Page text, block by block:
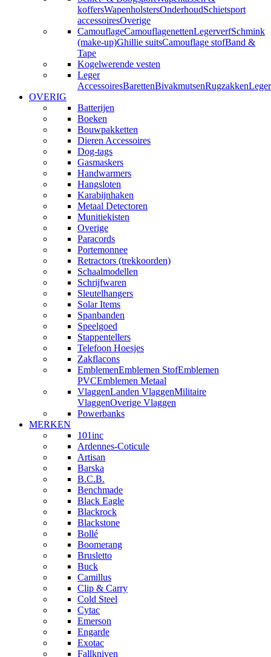
koffersWapenholstersOnderhoudSchietsport
accessoiresOverige
CamouflageCamouflagenettenLegerverfSchmink
(make-up)Ghillie suitsCamouflage stofBand &
Tape
Kogelwerende vesten
Leger
AccessoiresBarettenBivakmutsenRugzakken
OVERIG
Batterijen
Boeken
Bouwpakketten
Dieren Accessoires
Dog-tags
Gasmaskers
Handwarmers
Hangsloten
Karabijnhaken
Metaal Detectoren
Munitiekisten
Overige
Paracords
Portemonnee
Retractors (trekkoorden)
Schaalmodellen
Schrijfwaren
Sleutelhangers
Solar Items
Spanbanden
Speelgoed
Stappentellers
Telefoon Hoesjes
Zakflacons
EmblemenEmblemen StofEmblemen
PVCEmblemen Metaal
VlaggenLanden VlaggenMilitaire
VlaggenOverige Vlaggen
Powerbanks
MERKEN
101inc
Ardennes-Coticule
Artisan
Barska
B.C.B.
Benchmade
Black Eagle
Blackrock
Blackstone
Bollé
Boomerang
Brusletto
Buck
Camillus
Clip & Carry
Cold Steel
Cytac
Emerson
Engarde
Exotac
Fallkniven